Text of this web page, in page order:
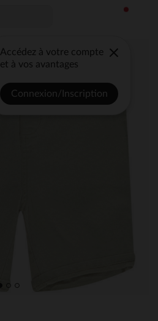
Accédez à votre compte
et à vos avantages
Connexion/Inscription